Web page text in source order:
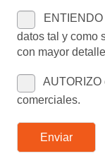
datos tal y como
con mayor
AUTORIZO
comerciales.
Enviar